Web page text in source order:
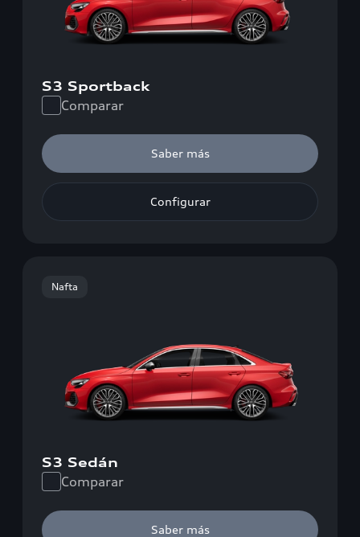
S3 Sportback
Comparar
Saber más
Configurar
Nafta
S3 Sedán
Comparar
Saber más